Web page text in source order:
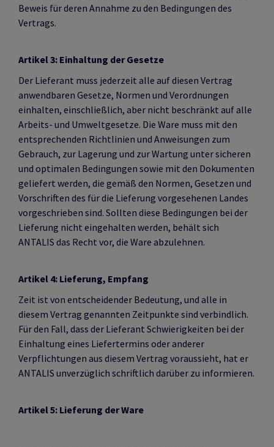
Beweis für deren Annahme zu den Bedingungen des
Vertrags.
Artikel 3: Einhaltung der Gesetze
Der Lieferant muss jederzeit alle auf diesen Vertrag
anwendbaren Gesetze, Normen und Verordnungen
einhalten, einschließlich, aber nicht beschränkt auf alle
Arbeits- und Umweltgesetze. Die Ware muss mit den
entsprechenden Richtlinien und Anweisungen zum
Gebrauch, zur Lagerung und zur Wartung unter sicheren
und optimalen Bedingungen sowie mit den Dokumenten
geliefert werden, die gemäß den Normen, Gesetzen und
Vorschriften des für die Lieferung vorgesehenen Landes
vorgeschrieben sind. Sollten diese Bedingungen bei der
Lieferung nicht eingehalten werden, behält sich
ANTALIS das Recht vor, die Ware abzulehnen.
Artikel 4: Lieferung, Empfang
Zeit ist von entscheidender Bedeutung, und alle in
diesem Vertrag genannten Zeitpunkte sind verbindlich.
Für den Fall, dass der Lieferant Schwierigkeiten bei der
Einhaltung eines Liefertermins oder anderer
Verpflichtungen aus diesem Vertrag voraussieht, hat er
ANTALIS unverzüglich schriftlich darüber zu informieren.
Artikel 5: Lieferung der Ware